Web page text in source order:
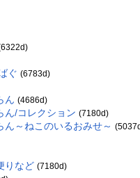
ぐ (6783d)
ん (4686d)
ん/コレクション (7180d)
～ねこのいるおみせ～
りなど (7180d)